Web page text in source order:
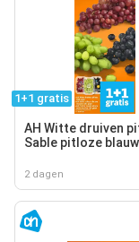
1+1 gratis
AH Witte druiven
Sable pitloze
pitloze rode druiven
2 dagen